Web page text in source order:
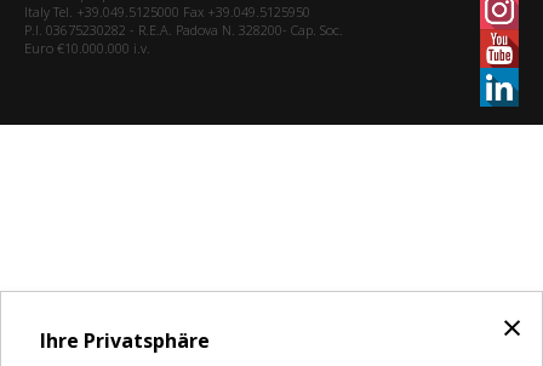
×
Ihre Privatsphäre
Italy Tel. +39.049.5125000 Fax +39.049.5125950
P.I. 03675230282 - R.E.A. Padova N. 328200- Cap. Soc.
Euro €10.000.000 i.v.